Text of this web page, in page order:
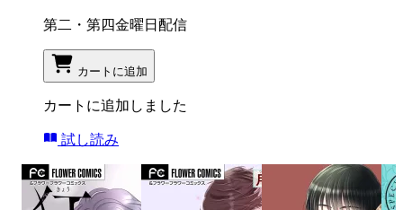
第二・第四金曜日配信
カートに追加
カートに追加しました
試し読み